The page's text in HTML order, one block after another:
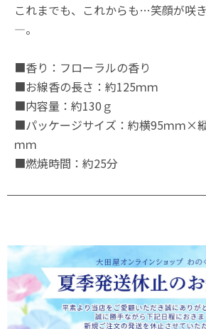
これまでも、これからも…笑顔が咲
—。
■香り：フローラルの香り
■お線香の長さ：約125ｍｍ
■内容量：約130ｇ
■パッケージサイズ：約横95ｍｍ×
ｍｍ
■燃焼時間：約25分